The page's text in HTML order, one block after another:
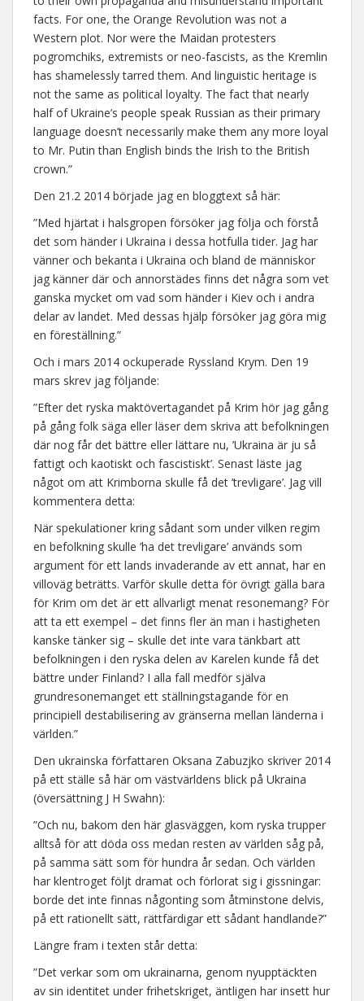
facts. For one, the Orange Revolution was not a
Western plot. Nor were the Maidan protesters
pogromchiks, extremists or neo-fascists, as the Kremlin
has shamelessly tarred them. And linguistic heritage is
not the same as political loyalty. The fact that nearly
half of Ukraine’s people speak Russian as their primary
language doesn’t necessarily make them any more loyal
to Mr. Putin than English binds the Irish to the British
crown.”
Den 21.2 2014 började jag en bloggtext så här:
”Med hjärtat i halsgropen försöker jag följa och förstå
det som händer i Ukraina i dessa hotfulla tider. Jag har
vänner och bekanta i Ukraina och bland de människor
jag känner där och annorstädes finns det några som vet
ganska mycket om vad som händer i Kiev och i andra
delar av landet. Med dessas hjälp försöker jag göra mig
en föreställning.”
Och i mars 2014 ockuperade Ryssland Krym. Den 19
mars skrev jag följande:
”Efter det ryska maktövertagandet på Krim hör jag gång
på gång folk säga eller läser dem skriva att befolkningen
där nog får det bättre eller lättare nu, ’Ukraina är ju så
fattigt och kaotiskt och fascistiskt’. Senast läste jag
något om att Krimborna skulle få det ’trevligare’. Jag vill
kommentera detta:
När spekulationer kring sådant som under vilken regim
en befolkning skulle ’ha det trevligare’ används som
argument för ett lands invaderande av ett annat, har en
villoväg beträtts. Varför skulle detta för övrigt gälla bara
för Krim om det är ett allvarligt menat resonemang? För
att ta ett exempel – det finns fler än man i hastigheten
kanske tänker sig – skulle det inte vara tänkbart att
befolkningen i den ryska delen av Karelen kunde få det
bättre under Finland? I alla fall medför själva
grundresonemanget ett ställningstagande för en
principiell destabilisering av gränserna mellan länderna i
världen.”
Den ukrainska författaren Oksana Zabuzjko skriver 2014
på ett ställe så här om västvärldens blick på Ukraina
(översättning J H Swahn):
”Och nu, bakom den här glasväggen, kom ryska trupper
alltså för att döda oss medan resten av världen såg på,
på samma sätt som för hundra år sedan. Och världen
har klentroget följt dramat och förlorat sig i gissningar:
borde det inte finnas någonting som åtminstone delvis,
på ett rationellt sätt, rättfärdigar ett sådant handlande?”
Längre fram i texten står detta:
”Det verkar som om ukrainarna, genom nyupptäckten
av sin identitet under frihetskriget, äntligen har insett hur